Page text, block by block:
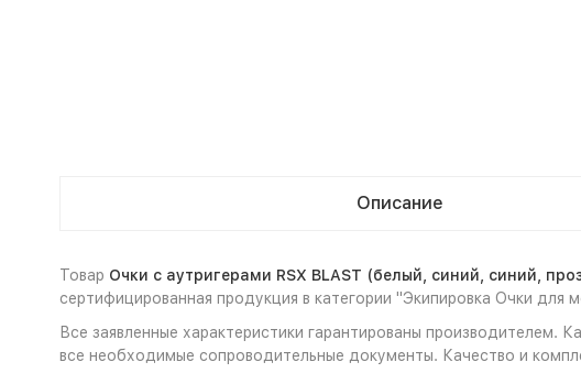
Описание
Товар Очки с аутригерами RSX BLAST (белый, синий, синий,
сертифицированная продукция в категории "Экипировка Очки для
Все заявленные характеристики гарантированы производителем.
все необходимые сопроводительные документы. Качество и